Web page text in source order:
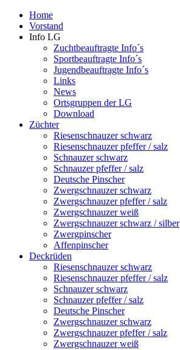
Home
Vorstand
Info LG
Zuchtbeauftragte Info´s
Sportbeauftragte Info´s
Jugendbeauftragte Info´s
Links
News
Ortsgruppen der LG
Download
Züchter
Riesenschnauzer schwarz
Riesenschnauzer pfeffer / salz
Schnauzer schwarz
Schnauzer pfeffer / salz
Deutsche Pinscher
Zwergschnauzer schwarz
Zwergschnauzer pfeffer / salz
Zwergschnauzer weiß
Zwergschnauzer schwarz / silber
Zwergpinscher
Affenpinscher
Deckrüden
Riesenschnauzer schwarz
Riesenschnauzer pfeffer / salz
Schnauzer schwarz
Schnauzer pfeffer / salz
Deutsche Pinscher
Zwergschnauzer schwarz
Zwergschnauzer pfeffer / salz
Zwergschnauzer weiß